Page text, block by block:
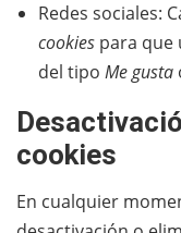
Redes sociales:
cookies para que
del tipo Me gusta
cookies
En cualquier